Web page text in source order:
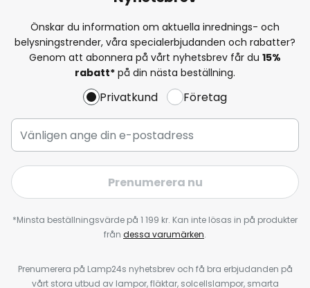
Önskar du information om aktuella inrednings- och
belysningstrender, våra specialerbjudanden och rabatter?
Genom att abonnera på vårt nyhetsbrev får du 15%
rabatt* på din nästa beställning.
Privatkund Företag
Prenumerera nu
*Minsta beställningsvärde på 1 199 kr. Kan inte lösas in på produkter
från dessa varumärken.
Prenumerera på Lamp24s nyhetsbrev och få bra erbjudanden på
vårt stora utbud av lampor, fläktar, solcellslampor, smarta